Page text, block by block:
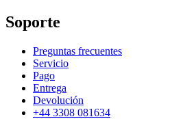
Soporte
Preguntas frecuentes
Servicio
Pago
Entrega
Devolución
+44 3308 081634